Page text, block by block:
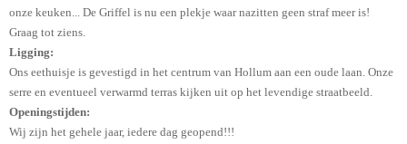
onze keuken... De Griffel is nu een plekje waar nazitten geen straf meer is!
Graag tot ziens.
Ligging:
Ons eethuisje is gevestigd in het centrum van Hollum aan een oude laan. Onze
serre en eventueel verwarmd terras kijken uit op het levendige straatbeeld.
Openingstijden:
Wij zijn het gehele jaar, iedere dag geopend!!!